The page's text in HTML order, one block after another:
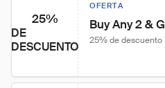
25%
DE
DESCUENTO
OFERTA
Buy Any 2 &
25% de descuento